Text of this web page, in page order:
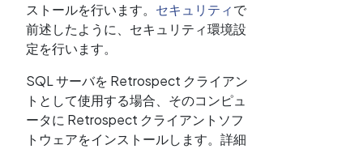
ストールを行います。 セキュリティで
前述したように、セキュリティ環境設
定を行います。
SQL サーバを Retrospect クライアン
トとして使用する場合、そのコンピュ
ータに Retrospect クライアントソフ
トウェアをインストールします。詳細